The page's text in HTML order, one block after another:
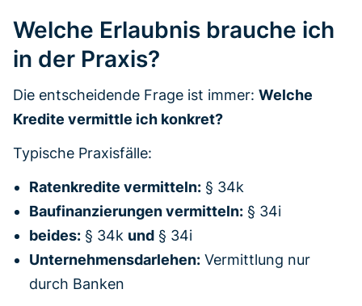
Welche Erlaubnis brauche ich
in der Praxis?
Die entscheidende Frage ist immer: Welche
Kredite vermittle ich konkret?
Typische Praxisfälle:
Ratenkredite vermitteln: § 34k
Baufinanzierungen vermitteln: § 34i
beides: § 34k und § 34i
Unternehmensdarlehen: Vermittlung nur
durch Banken